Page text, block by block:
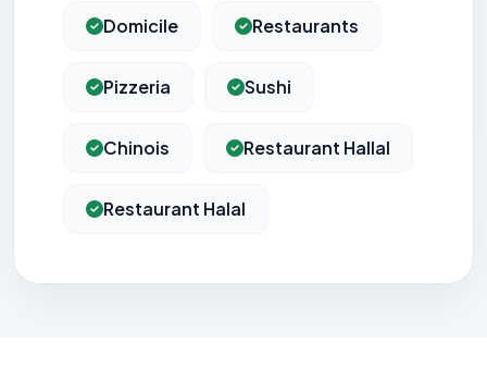
Domicile Restaurants
Pizzeria Sushi
Chinois Restaurant Hallal
Restaurant Halal